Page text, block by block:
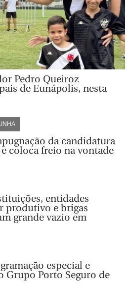
Pedro Queiroz
de Eunápolis, nesta
da candidatura
coloca freio na vontade
entidades
produtivo e brigas
grande vazio em
especial e
Grupo Porto Seguro de